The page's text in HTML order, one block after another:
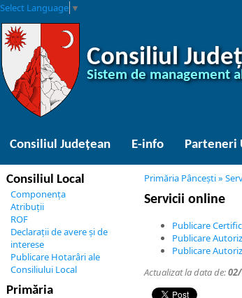
Select Language ▼
Consiliul
Sistem de management
Consiliul Județean E-info Parteneri
Consiliul Local
Componența
Atribuții
ROF
Declarații de avere și de
interese
Publicare Hotarâri ale
Consiliului Local
Primăria
Primăria Pâncești»
Servicii online
Publicare
Publicare
Publicare
Actualizat la data de: